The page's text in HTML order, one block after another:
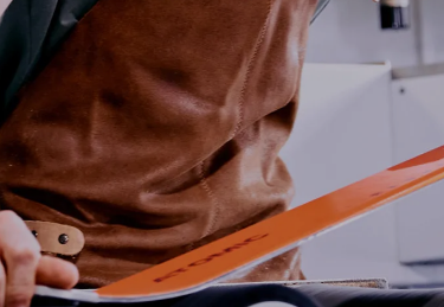
Rankweil
Outdoor Fitness
GANZJÄHRIG
Vereine/Firmen
Imbox